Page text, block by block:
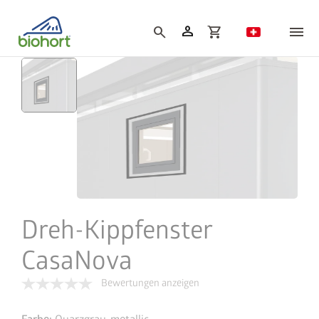
search person shopping_cart
Dreh-Kippfenster
CasaNova
Bewertungen anzeigen